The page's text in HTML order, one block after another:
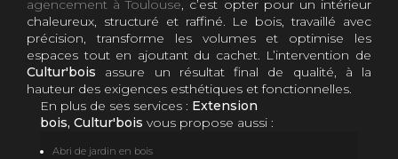
agencement à Toulouse, c’est opter pour un intérieur
chaleureux, structuré et raffiné. Le bois, travaillé avec
précision, transforme les volumes et optimise les
espaces tout en ajoutant du cachet. L’intervention de
Cultur'bois assure un résultat final de qualité, à la
hauteur des exigences esthétiques et fonctionnelles.
En plus de ses services : Extension
bois, Cultur'bois vous propose aussi :
Abri de jardin en bois